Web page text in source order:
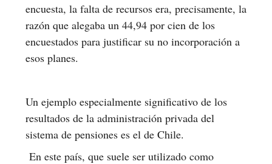
encuesta, la falta de recursos era, precisamente, la
razón que alegaba un 44,94 por cien de los
encuestados para justificar su no incorporación a
esos planes.
Un ejemplo especialmente significativo de los
resultados de la administración privada del
sistema de pensiones es el de Chile.
En este país, que suele ser utilizado como